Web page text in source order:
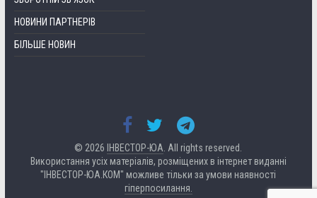
НОВИНИ ПАРТНЕРІВ
БІЛЬШЕ НОВИН
© 2026 ІНВЕСТОР-ЮА . All rights reserved.
Використання усіх матеріалів, розміщених в інтернет виданні
"ІНВЕСТОР-ЮА.КОМ" можливе тільки за умови наявності
гіперпосилання.